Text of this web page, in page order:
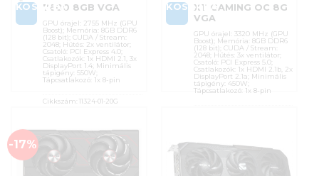
KOSÁRBA7600 8GB VGA
GPU órajel: 2755 MHz (GPU
Boost); Memória: 8GB DDR6
(128 bit); CUDA / Stream:
2048; Hűtés: 2x ventilátor;
Csatoló: PCI Express 4.0;
Csatlakozók: 1x HDMI 2.1, 3x
DisplayPort 1.4; Minimális
tápigény: 550W;
Tápcsatlakozó: 1x 8-pin
Cikkszám:11324-01-20G
36 hónap
ÁFA: 27%
KOSÁRBAXT GAMING OC 8G
VGA
GPU órajel: 3320 MHz (GPU
Boost); Memória: 8GB DDR6
(128 bit); CUDA / Stream:
2048; Hűtés: 3x ventilátor;
Csatoló: PCI Express 5.0;
Csatlakozók: 1x HDMI 2.1b, 2x
DisplayPort 2.1a; Minimális
tápigény: 450W;
Tápcsatlakozó: 1x 8-pin
Gigabyte
Garanciaidő:
-17%